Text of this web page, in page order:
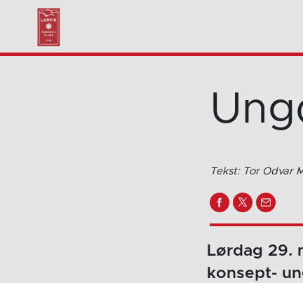
Tekst: Tor Odvar
Lørdag 29.
konsept-